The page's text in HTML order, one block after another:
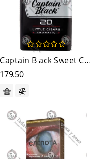
Captain Black Sweet Cherry
179.50